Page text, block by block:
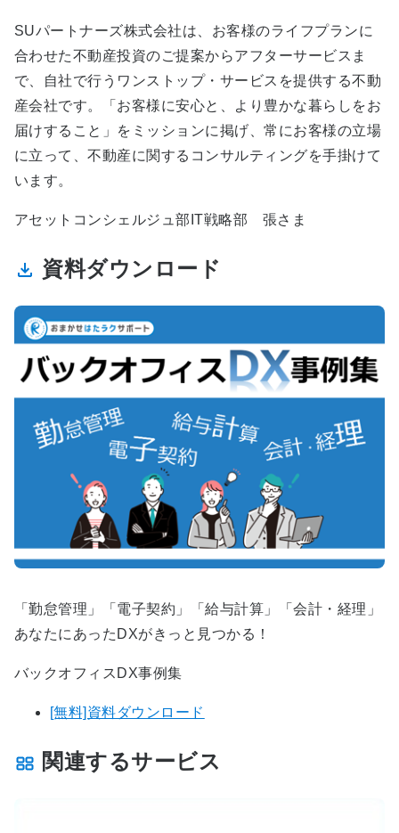
SUパートナーズ株式会社は、お客様のライフプランに
合わせた不動産投資のご提案からアフターサービスま
で、自社で行うワンストップ・サービスを提供する不動
産会社です。「お客様に安心と、より豊かな暮らしをお
届けすること」をミッションに掲げ、常にお客様の立場
に立って、不動産に関するコンサルティングを手掛けて
います。
アセットコンシェルジュ部IT戦略部 張さま
資料ダウンロード
「勤怠管理」「電子契約」「給与計算」「会計・経理」
あなたにあったDXがきっと見つかる！
バックオフィスDX事例集
[無料]資料ダウンロード
関連するサービス